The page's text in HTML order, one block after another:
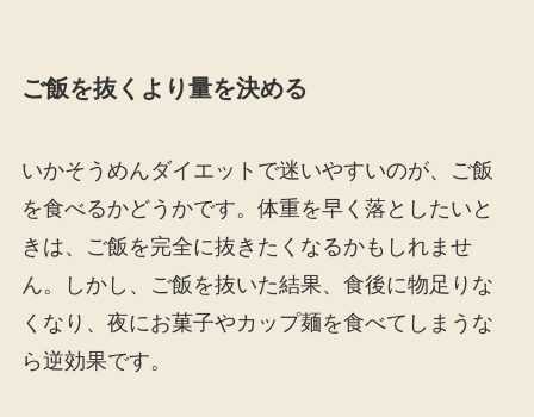
ご飯を抜くより量を決める
いかそうめんダイエットで迷いやすいのが、ご飯
を食べるかどうかです。体重を早く落としたいと
きは、ご飯を完全に抜きたくなるかもしれませ
ん。しかし、ご飯を抜いた結果、食後に物足りな
くなり、夜にお菓子やカップ麺を食べてしまうな
ら逆効果です。